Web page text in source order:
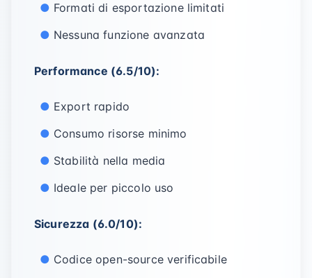
Formati di esportazione limitati
Nessuna funzione avanzata
Performance (6.5/10):
Export rapido
Consumo risorse minimo
Stabilità nella media
Ideale per piccolo uso
Sicurezza (6.0/10):
Codice open-source verificabile